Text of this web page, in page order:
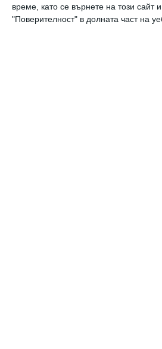
време, като се върнете на този сайт
"Поверителност" в долната част на
Мона Василева